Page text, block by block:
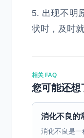
5. 出现不明
状时，及时
相关 FAQ
您可能还想
消化不良的
消化不良是